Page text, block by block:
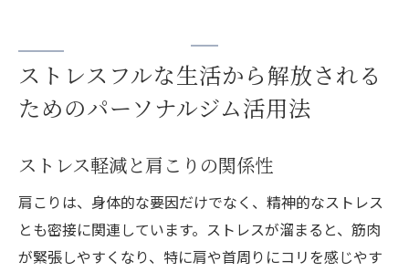
ストレスフルな生活から解放される
ためのパーソナルジム活用法
ストレス軽減と肩こりの関係性
肩こりは、身体的な要因だけでなく、精神的なストレス
とも密接に関連しています。ストレスが溜まると、筋肉
が緊張しやすくなり、特に肩や首周りにコリを感じやす